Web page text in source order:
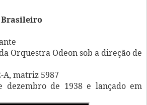
Orquestra Odeon sob a direção de
A, matriz 5987
dezembro de 1938 e lançado em